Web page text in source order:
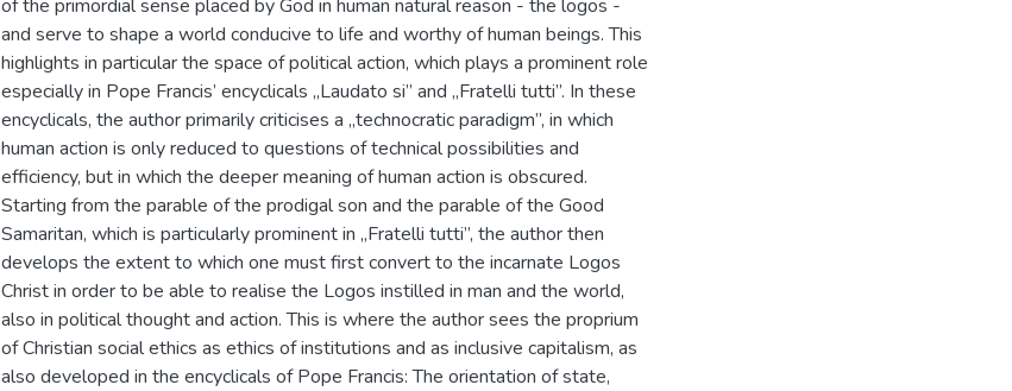
of the primordial sense placed by God in human natural reason - the logos -
and serve to shape a world conducive to life and worthy of human beings. This
highlights in particular the space of political action, which plays a prominent role
especially in Pope Francis’ encyclicals „Laudato si” and „Fratelli tutti”. In these
encyclicals, the author primarily criticises a „technocratic paradigm”, in which
human action is only reduced to questions of technical possibilities and
efficiency, but in which the deeper meaning of human action is obscured.
Starting from the parable of the prodigal son and the parable of the Good
Samaritan, which is particularly prominent in „Fratelli tutti”, the author then
develops the extent to which one must first convert to the incarnate Logos
Christ in order to be able to realise the Logos instilled in man and the world,
also in political thought and action. This is where the author sees the proprium
of Christian social ethics as ethics of institutions and as inclusive capitalism, as
also developed in the encyclicals of Pope Francis: The orientation of state,